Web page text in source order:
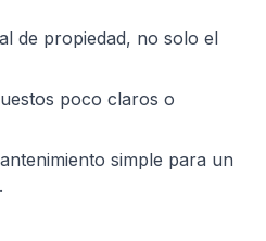
de propiedad, no solo el
poco claros o
simple para un